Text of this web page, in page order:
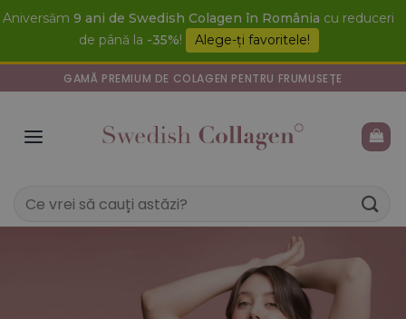
Skip
Aniversăm 9 ani de Swedish Colagen în România cu reduceri
de până la -35%! Alege-ți favoritele!
GAMĂ PREMIUM DE COLAGEN PENTRU FRUMUSEȚE
Caută